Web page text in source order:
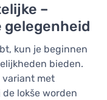
–
gelegenheid
kun je beginnen
bieden.
variant met
lokše worden